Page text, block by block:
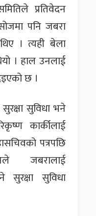
प्रतिवेदन
पनि जबरा
। त्यही बेला
। हाल उनलाई
छ ।
सुरक्षा सुविधा भने
कार्कीलाई
पत्रपछि
जबरालाई
सुरक्षा सुविधा